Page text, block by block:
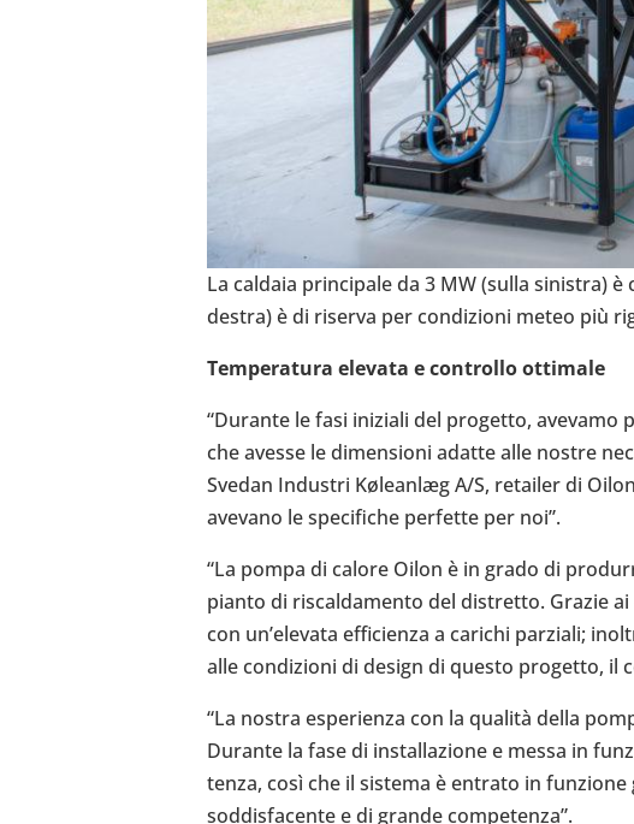
La caldaia prin­ci­pale da 3 MW (sulla sini­stra)
destra) è di riserva per con­di­zioni meteo più
Tem­pe­ra­tura elevata e con­trollo otti­male
“Durante le fasi ini­ziali del pro­getto,
che avesse le dimen­sioni adatte alle nostre
Svedan Indu­stri Køleanlæg A/S, retai­ler di
avevano le spe­ci­fi­che per­fette per noi”.
“La pompa di calore Oilon è in grado di
pianto di riscal­da­mento del distretto. Grazie
con un’e­le­vata effi­cienza a carichi par­ziali;
alle con­di­zioni di design di questo pro­getto, il
“La nostra espe­rienza con la qualità della
Durante la fase di instal­la­zione e messa in
tenza, così che il sistema è entrato in
sod­di­sfa­cente e di grande com­pe­tenza”.